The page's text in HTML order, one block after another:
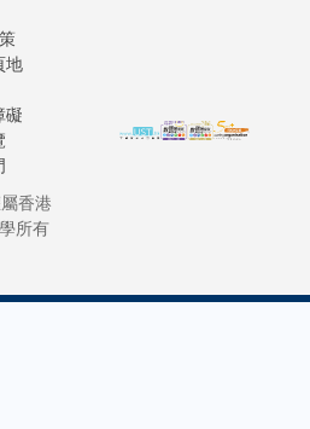
地
礙
香港
所有